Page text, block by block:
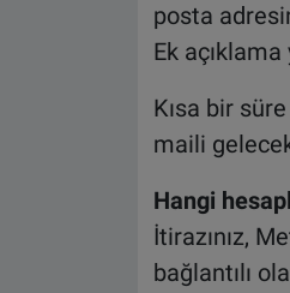
posta
Ek
Kısa bir
maili
Hangi
İtirazınız,
bağlantılı